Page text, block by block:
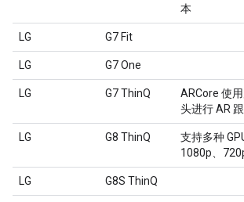
本
LG G7 Fit
LG G7 One
LG G7 ThinQ
ARCore 使
头进行 AR
LG G8 ThinQ
支持多种
1080p、
LG G8S ThinQ